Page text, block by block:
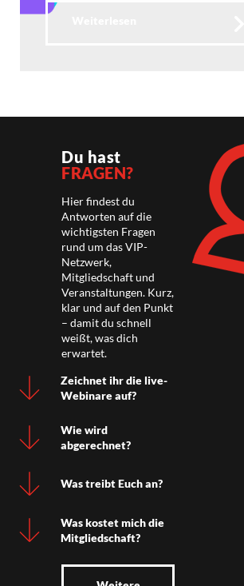
Du hast
FRAGEN?
Hier findest du
Antworten auf die
wichtigsten Fragen
rund um das VIP-
Netzwerk,
Mitgliedschaft und
Veranstaltungen. Kurz,
klar und auf den Punkt
– damit du schnell
weißt, was dich
erwartet.
Zeichnet ihr die live-
Webinare auf?
Wie wird
abgerechnet?
Was treibt Euch an?
Was kostet mich die
Mitgliedschaft?